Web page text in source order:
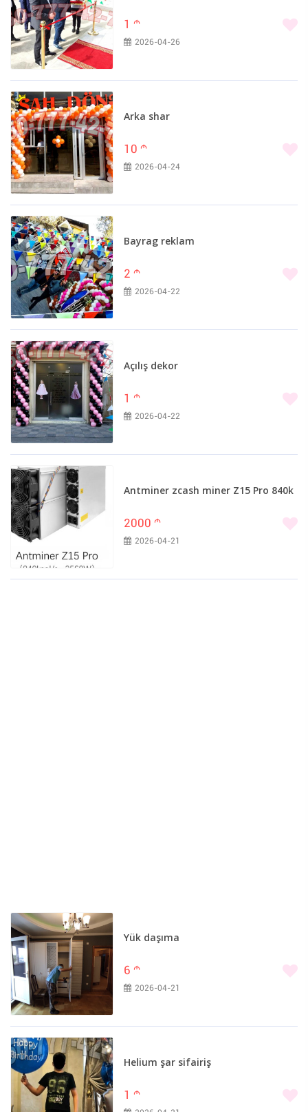
1 m
2026-04-26
Arka shar
10 m
2026-04-24
Bayrag reklam
2 m
2026-04-22
Açılış dekor
1 m
2026-04-22
Antminer zcash miner Z15 Pro 840k
2000 m
2026-04-21
Yük daşıma
6 m
2026-04-21
Helium şar sifairiş
1 m